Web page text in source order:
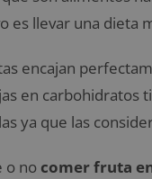
llevar una dieta
encajan
en carbohidratos
ya que las
o no comer fruta